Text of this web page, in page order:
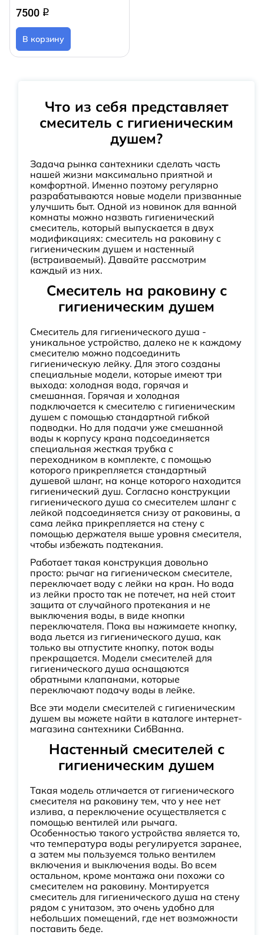
7500 q
В корзину
Что из себя представляет
смеситель с гигиеническим
душем?
Задача рынка сантехники сделать часть
нашей жизни максимально приятной и
комфортной. Именно поэтому регулярно
разрабатываются новые модели призванные
улучшить быт. Одной из новинок для ванной
комнаты можно назвать гигиенический
смеситель, который выпускается в двух
модификациях: смеситель на раковину с
гигиеническим душем и настенный
(встраиваемый). Давайте рассмотрим
каждый из них.
Смеситель на раковину с
гигиеническим душем
Смеситель для гигиенического душа -
уникальное устройство, далеко не к каждому
смесителю можно подсоединить
гигиеническую лейку. Для этого созданы
специальные модели, которые имеют три
выхода: холодная вода, горячая и
смешанная. Горячая и холодная
подключается к смесителю с гигиеническим
душем с помощью стандартной гибкой
подводки. Но для подачи уже смешанной
воды к корпусу крана подсоединяется
специальная жесткая трубка с
переходником в комплекте, с помощью
которого прикрепляется стандартный
душевой шланг, на конце которого находится
гигиенический душ. Согласно конструкции
гигиенического душа со смесителем шланг с
лейкой подсоединяется снизу от раковины, а
сама лейка прикрепляется на стену с
помощью держателя выше уровня смесителя,
чтобы избежать подтекания.
Работает такая конструкция довольно
просто: рычаг на гигиеническом смесителе,
переключает воду с лейки на кран. Но вода
из лейки просто так не потечет, на ней стоит
защита от случайного протекания и не
выключения воды, в виде кнопки
переключателя. Пока вы нажимаете кнопку,
вода льется из гигиенического душа, как
только вы отпустите кнопку, поток воды
прекращается. Модели смесителей для
гигиенического душа оснащаются
обратными клапанами, которые
переключают подачу воды в лейке.
Все эти модели смесителей с гигиеническим
душем вы можете найти в каталоге интернет-
магазина сантехники СибВанна.
Настенный смесителей с
гигиеническим душем
Такая модель отличается от гигиенического
смесителя на раковину тем, что у нее нет
излива, а переключение осуществляется с
помощью вентилей или рычага.
Особенностью такого устройства является то,
что температура воды регулируется заранее,
а затем мы пользуемся только вентилем
включения и выключения воды. Во всем
остальном, кроме монтажа они похожи со
смесителем на раковину. Монтируется
смеситель для гигиенического душа на стену
рядом с унитазом, это очень удобно для
небольших помещений, где нет возможности
поставить беде.